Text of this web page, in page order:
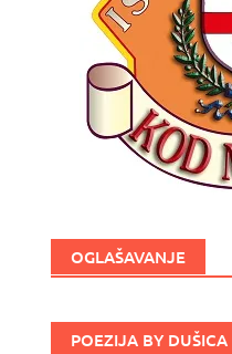
OGLAŠAVANJE
POEZIJA BY DUŠICA